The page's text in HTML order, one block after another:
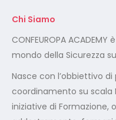
coordinamento su scala
iniziative di Formazione,
addestramento,
riqualificazione
Certificazione ISO